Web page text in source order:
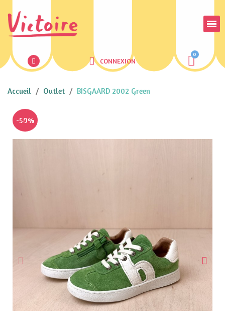
CONNEXION
Accueil Outlet BISGAARD 2002 Green
-50%